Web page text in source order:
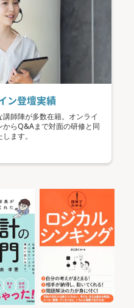
ン登壇実績
師陣が多数在籍。オンライ
らQ&Aまで対面の研修と同
ます。